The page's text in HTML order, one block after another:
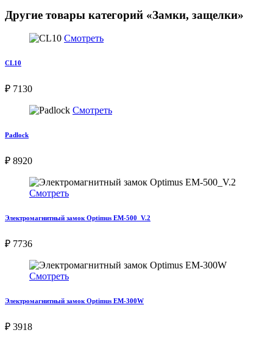
Другие товары категорий «Замки, защелки»
Смотреть
CL10
₽ 7130
Смотреть
Padlock
₽ 8920
Смотреть
Электромагнитный замок Optimus EM-500_V.2
₽ 7736
Смотреть
Электромагнитный замок Optimus EM-300W
₽ 3918